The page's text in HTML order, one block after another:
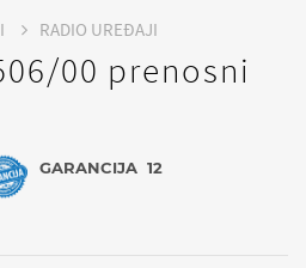
RADIO UREĐAJI
00 prenosni
GARANCIJA 12